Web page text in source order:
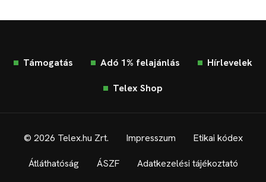
Támogatás Adó 1% felajánlás Hírlevelek
Telex Shop
© 2026 Telex.hu Zrt. Impresszum Etikai kódex
Átláthatóság ÁSZF Adatkezelési tájékoztató